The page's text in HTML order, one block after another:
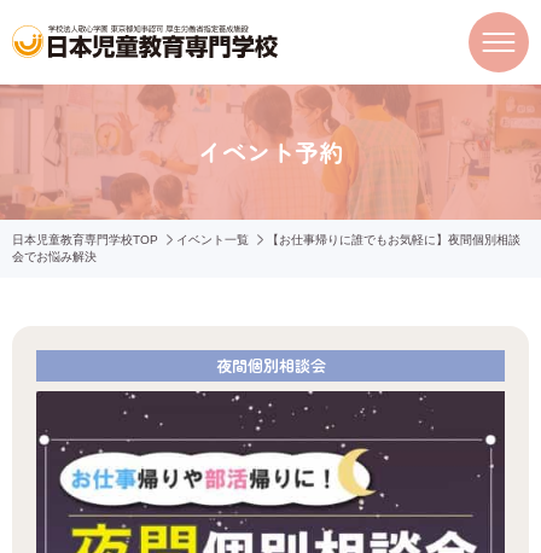
イベント予約
日本児童教育専門学校TOP イベント一覧
【お仕事帰りに誰でもお気軽に】夜間個別相談
会でお悩み解決
夜間個別相談会